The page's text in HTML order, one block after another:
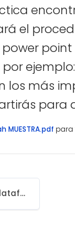
el
ejemplo:
los más
para
MUESTRA.pdf para
Manual de inicio de la plataforma